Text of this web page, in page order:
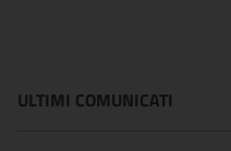
ULTIMI COMUNICATI